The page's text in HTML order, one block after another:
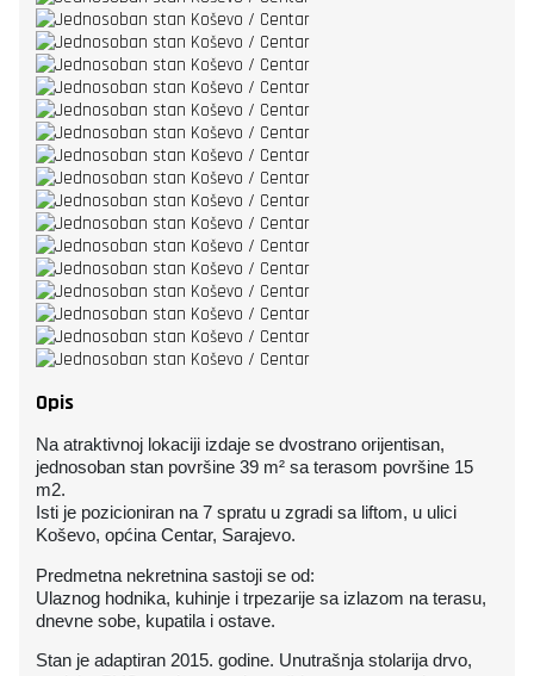
Opis
Na atraktivnoj lokaciji izdaje se dvostrano orijentisan,
jednosoban stan površine 39 m² sa terasom površine 15
m2.
Isti je pozicioniran na 7 spratu u zgradi sa liftom, u ulici
Koševo, općina Centar, Sarajevo.
Predmetna nekretnina sastoji se od:
Ulaznog hodnika, kuhinje i trpezarije sa izlazom na terasu,
dnevne sobe, kupatila i ostave.
Stan je adaptiran 2015. godine. Unutrašnja stolarija drvo,